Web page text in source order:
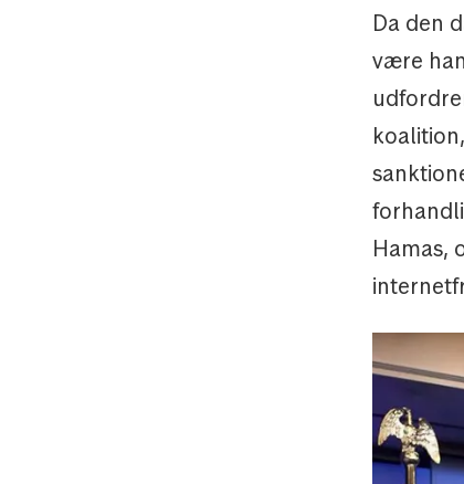
Da den
være
Hamas,